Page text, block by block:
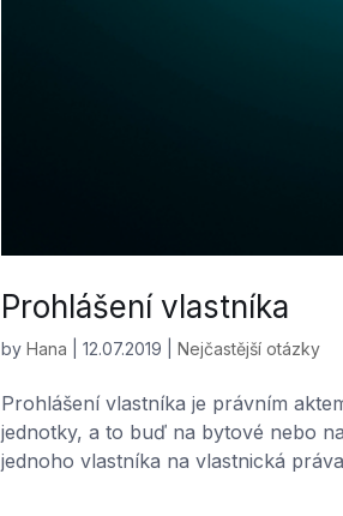
Prohlášení vlastníka
byHana |12.07.2019 |Nejčastější otázky
Prohlášení vlastníka je právním
jednotky, a to buď na bytové nebo
jednoho vlastníka na vlastnická